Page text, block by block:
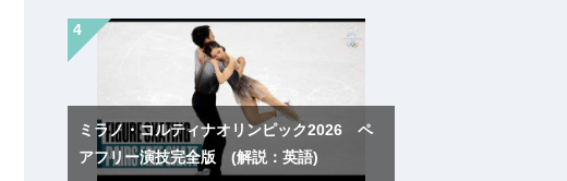
ミラノ・コルティナオリンピック2026 ペ
アフリー演技完全版 (解説：英語)